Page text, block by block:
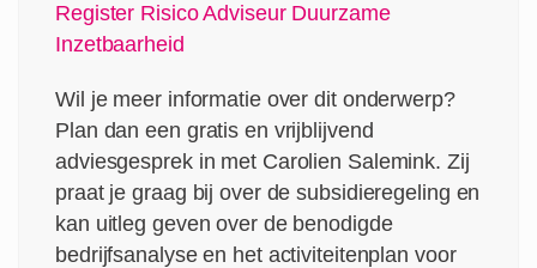
Register Risico Adviseur Duurzame
Inzetbaarheid
Wil je meer informatie over dit onderwerp?
Plan dan een gratis en vrijblijvend
adviesgesprek in met Carolien Salemink. Zij
praat je graag bij over de subsidieregeling en
kan uitleg geven over de benodigde
bedrijfsanalyse en het activiteitenplan voor